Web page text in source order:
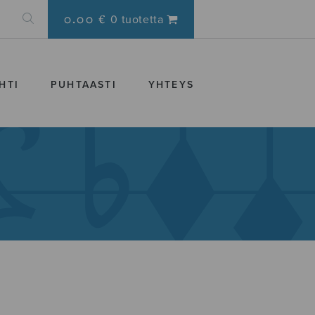
0.00 € 0 tuotetta
PUHTAASTI YHTEYS